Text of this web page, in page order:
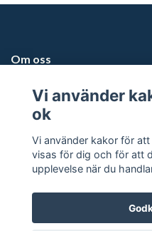
Om oss
Kundtjänst
Snabblänkar
Vi använder
ok
Vi använder kakor för
visas för dig och för att
upplevelse när du